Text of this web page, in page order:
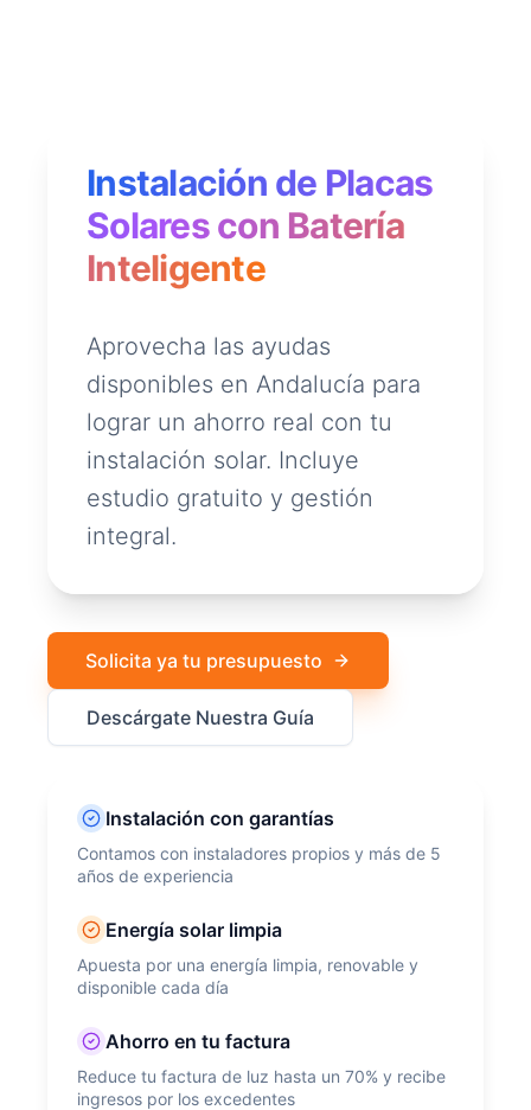
Instalación de Placas
Solares con Batería
Inteligente
Aprovecha las ayudas
disponibles en Andalucía para
lograr un ahorro real con tu
instalación solar. Incluye
estudio gratuito y gestión
integral.
Solicita ya tu presupuesto
Descárgate Nuestra Guía
Instalación con garantías
Contamos con instaladores propios y más de 5
años de experiencia
Energía solar limpia
Apuesta por una energía limpia, renovable y
disponible cada día
Ahorro en tu factura
Reduce tu factura de luz hasta un 70% y recibe
ingresos por los excedentes